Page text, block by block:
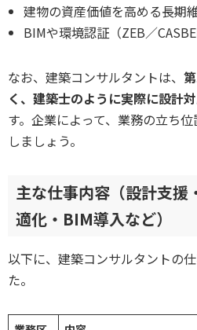
建物の資産価値を高める長期
BIMや環境認証（ZEB／
なお、建築コンサルタントは、
く、建築士のように実際に設計
す。企業によって、業務の立ち
しましょう。
主な仕事内容（設計支援
適化・BIM導入など）
以下に、建築コンサルタントの
た。